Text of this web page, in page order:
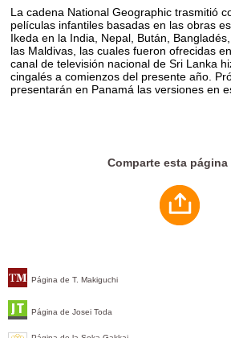
Página de T. Makiguchi
Página de Josei Toda
La cadena National Geographic trasmitió
películas infantiles basadas en las obras
Ikeda en la India, Nepal, Bután,
las Maldivas, las cuales fueron ofrecidas
canal de televisión nacional de Sri Lanka
cingalés a comienzos del presente año.
presentarán en Panamá las versiones en
Comparte esta página